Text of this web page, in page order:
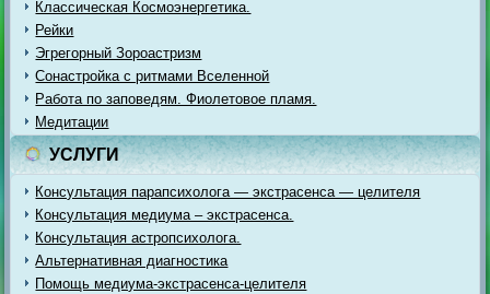
Классическая Космоэнергетика.
Рейки
Эгрегорный Зороастризм
Сонастройка с ритмами Вселенной
Работа по заповедям. Фиолетовое пламя.
Медитации
УСЛУГИ
Консультация парапсихолога — экстрасенса — целителя
Консультация медиума – экстрасенса.
Консультация астропсихолога.
Альтернативная диагностика
Помощь медиума-экстрасенса-целителя